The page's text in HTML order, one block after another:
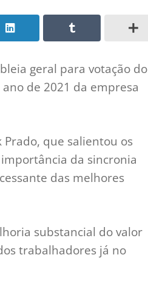
geral para votação do
de 2021 da empresa
que salientou os
da sincronia
das melhores
substancial do valor
trabalhadores já no